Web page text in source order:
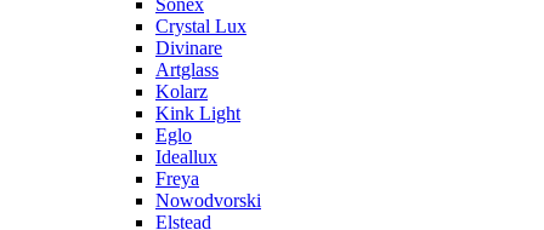
Sonex
Crystal Lux
Divinare
Artglass
Kolarz
Kink Light
Eglo
Ideallux
Freya
Nowodvorski
Elstead